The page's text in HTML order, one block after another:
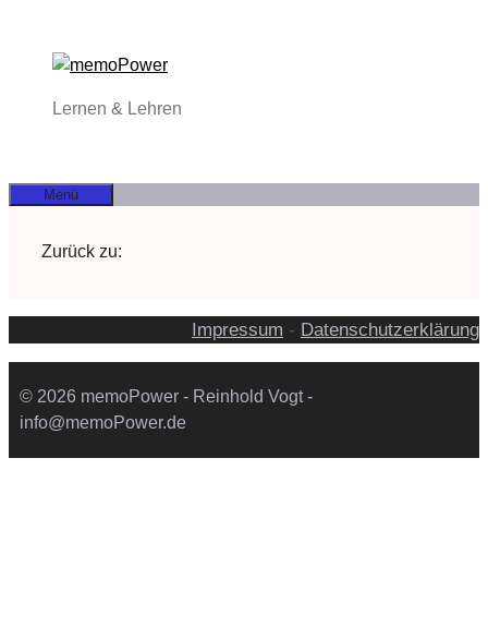
springen
Lernen & Lehren
Menü
Zurück zu:
Impressum - Datenschutzerklärung
© 2026 memoPower - Reinhold Vogt -
info@memoPower.de